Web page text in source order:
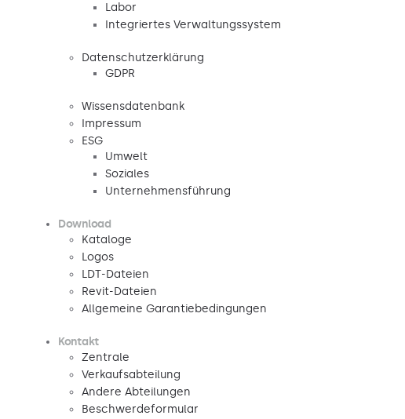
Labor
Integriertes Verwaltungssystem
Datenschutzerklärung
GDPR
Wissensdatenbank
Impressum
ESG
Umwelt
Soziales
Unternehmensführung
Download
Kataloge
Logos
LDT-Dateien
Revit-Dateien
Allgemeine Garantiebedingungen
Kontakt
Zentrale
Verkaufsabteilung
Andere Abteilungen
Beschwerdeformular